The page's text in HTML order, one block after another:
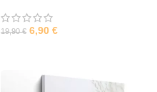
19,90€ 6,90 €